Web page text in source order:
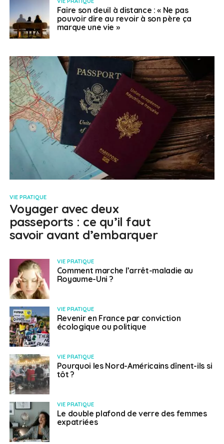
Faire son deuil à distance : « Ne pas
pouvoir dire au revoir à son père ça
marque une vie »
VIE PRATIQUE
Voyager avec deux
passeports : ce qu’il faut
savoir avant d’embarquer
VIE PRATIQUE
Comment marche l’arrêt-maladie au
Royaume-Uni ?
VIE PRATIQUE
Revenir en France par conviction
écologique ou politique
VIE PRATIQUE
Pourquoi les Nord-Américains dînent-ils si
tôt ?
VIE PRATIQUE
Le double plafond de verre des femmes
expatriées